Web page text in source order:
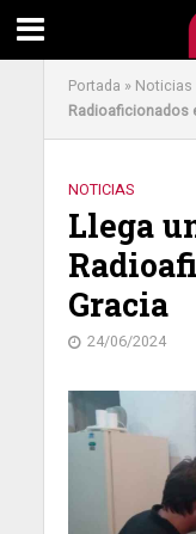
Portada » Noticias
Radioaficionados
NOTICIAS
Llega
Gracia
24/06/2024